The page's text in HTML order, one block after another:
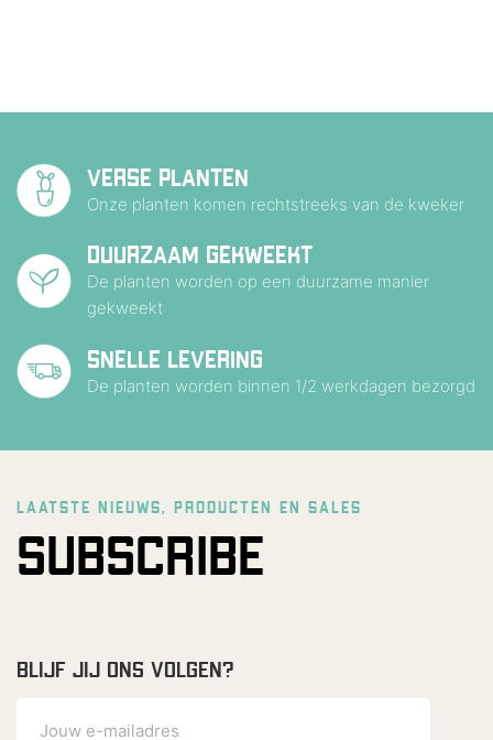
VERSE PLANTEN
Onze planten komen rechtstreeks van de kweker
DUURZAAM GEKWEEKT
De planten worden op een duurzame manier
gekweekt
SNELLE LEVERING
De planten worden binnen 1/2 werkdagen bezorgd
LAATSTE NIEUWS, PRODUCTEN EN SALES
SUBSCRIBE
BLIJF JIJ ONS VOLGEN?